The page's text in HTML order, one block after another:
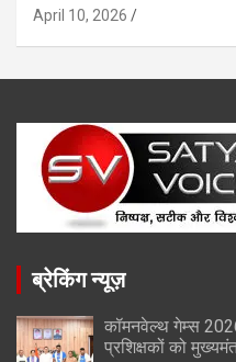
April 10, 2026
ब्रेकिंग न्यूज़
कॉमनवेल्थ गेम्स
प्रशिक्षकों को